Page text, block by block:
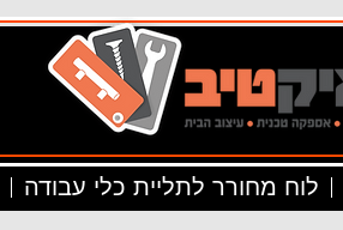
לוח מחורר לתליית כלי עבודה